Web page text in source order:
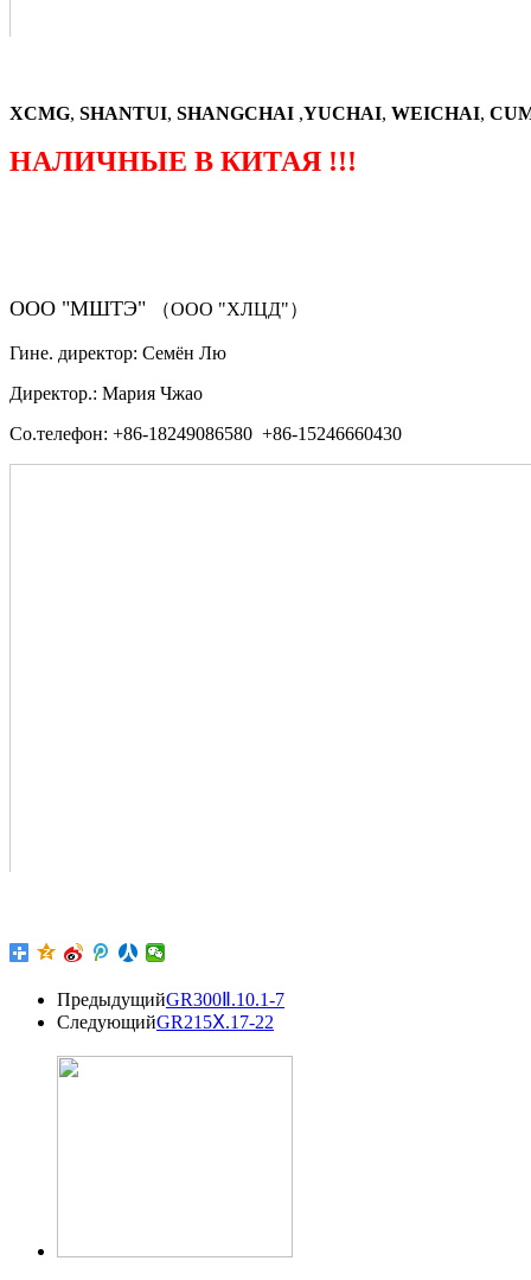
XCMG, SHANTUI, SHANGCHAI ,YUCHAI, WEICHAI,
НАЛИЧНЫЕ В КИТАЯ !!!
ООО "МШТЭ" （ООО "ХЛЦД"）
Гине. директор: Семён Лю
Директор.: Мария Чжао
Со.телефон: +86-18249086580 +86-15246660430
ПредыдущийGR300Ⅱ.10.1-7
СледующийGR215Ⅹ.17-22